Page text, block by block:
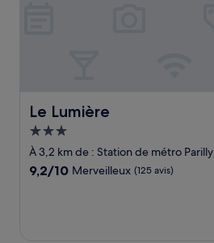
Le Lumière
Le Lumière
Hébergement
3.0 étoiles
À 3,2 km de : Station de métro Parilly
9.2
9,2/10 Merveilleux (125 avis)